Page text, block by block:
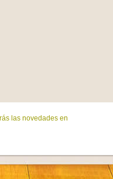
las novedades en